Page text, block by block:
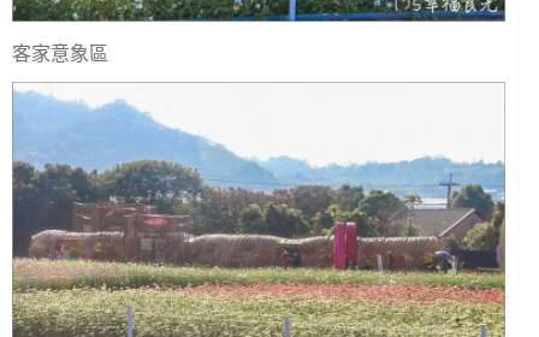
客家意象區